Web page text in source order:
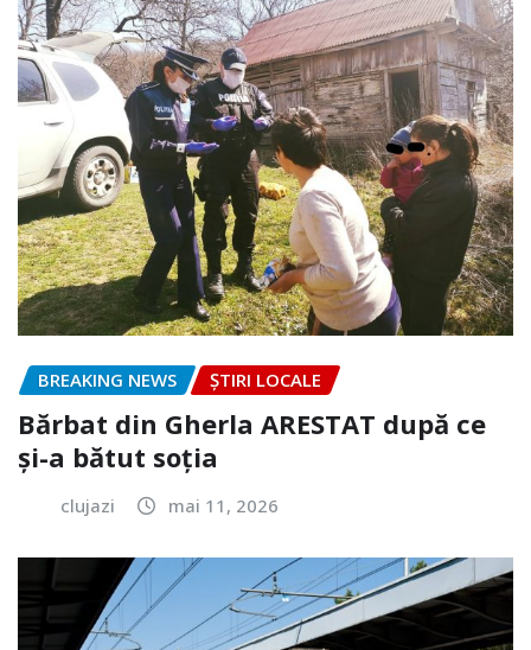
BREAKING NEWS ȘTIRI LOCALE
Bărbat din Gherla ARESTAT după ce
și-a bătut soția
clujazi mai 11, 2026